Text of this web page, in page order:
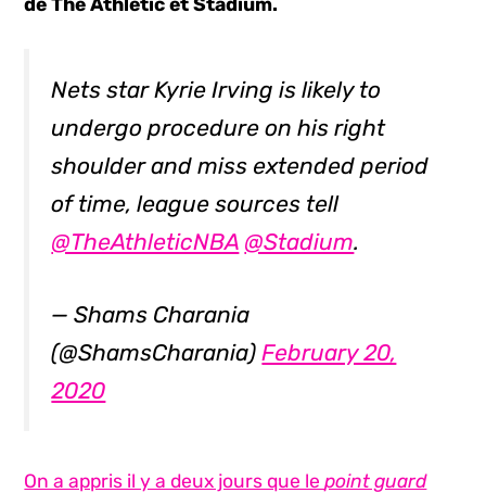
de The Athletic et Stadium.
Nets star Kyrie Irving is likely to
undergo procedure on his right
shoulder and miss extended period
of time, league sources tell
@TheAthleticNBA @Stadium.
— Shams Charania
(@ShamsCharania)February 20,
2020
On a appris il y a deux jours que lepoint guard